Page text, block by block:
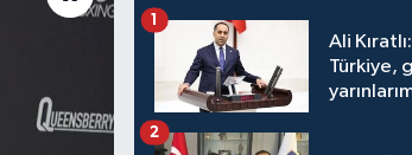
Ali
Türkiye,
1
2